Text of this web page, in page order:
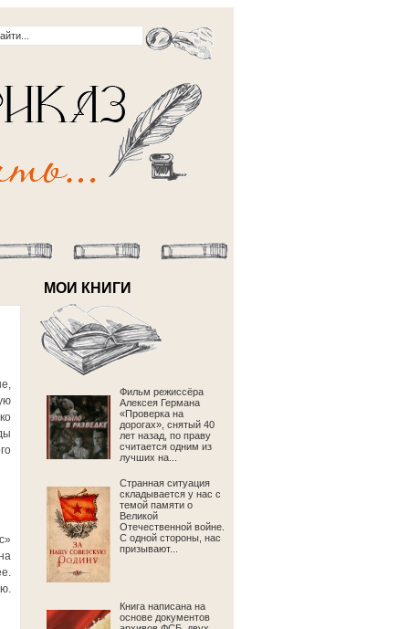
МОИ КНИГИ
Фильм режиссёра
Алексея Германа
«Проверка на
дорогах», снятый 40
лет назад, по праву
считается одним из
лучших на...
Странная ситуация
складывается у нас с
темой памяти о
Великой
Отечественной войне.
С одной стороны, нас
призывают...
Книга написана на
основе документов